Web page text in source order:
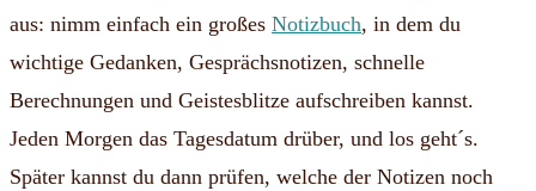
aus: nimm einfach ein großes Notizbuch, in dem du
wichtige Gedanken, Gesprächsnotizen, schnelle
Berechnungen und Geistesblitze aufschreiben kannst.
Jeden Morgen das Tagesdatum drüber, und los geht´s.
Später kannst du dann prüfen, welche der Notizen noch